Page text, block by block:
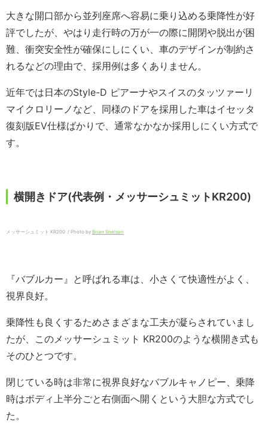
大きな開口部から並列座席へ容易に乗り込める乗降性が好
評でしたが、やはり走行時の万が一の際に開閉や脱出が困
難、衝突安全性が確保にしにくい、車のデザインが制約さ
れるなどの理由で、採用例は多くありません。
近年では日本のStyle-D ピアーナやスイスのタッツァーリ
マイクロリーノなど、同様のドアを採用した車はイセッタ
復刻版EV仕様ばかりで、通常なかなか採用しにくい方式で
す。
横開きドア(代表例・メッサーシュミットKR200)
メッサーシュミット KR200 / Photo by Brian Snelson
『バブルカー』と呼ばれる車は、小さくて快適性がよく、
視界良好。
乗降性も良くするためさまざまな工夫が凝らされていまし
たが、このメッサーシュミット KR200のような横開き式も
そのひとつです。
閉じている時は非常に視界良好なバブルキャノピー、乗降
時はボディ上半分ごと右側面へ開くという大胆な方式でし
た。